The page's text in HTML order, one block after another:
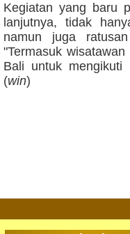
Kegiatan yang baru
lanjutnya, tidak
namun juga
"Termasuk
Bali untuk mengikuti
(win)